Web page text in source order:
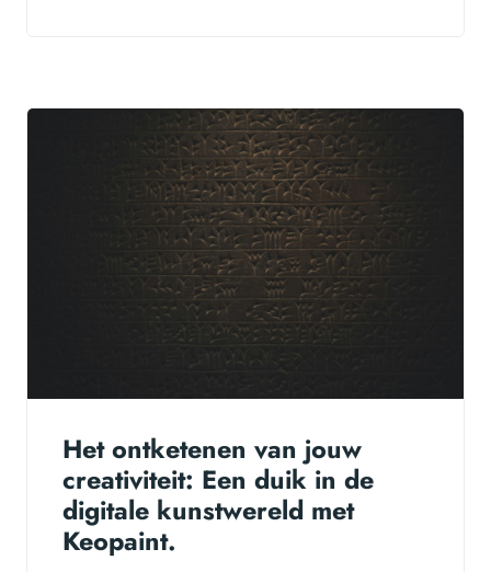
Het ontketenen van jouw
creativiteit: Een duik in de
digitale kunstwereld met
Keopaint.